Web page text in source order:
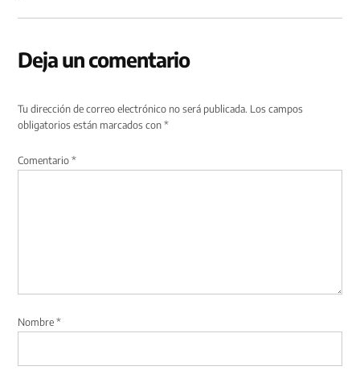
Deja un comentario
Tu dirección de correo electrónico no será publicada. Los campos
obligatorios están marcados con*
Comentario*
Nombre*